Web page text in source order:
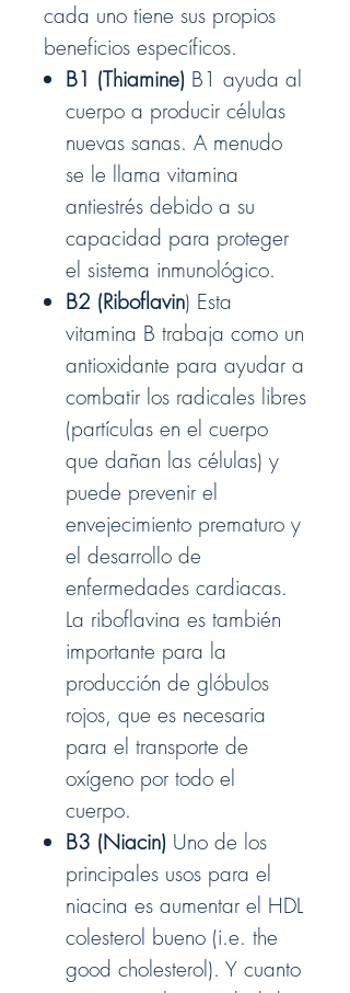
cada uno tiene sus propios
beneficios específicos.
B1 (Thiamine) B1 ayuda al
cuerpo a producir células
nuevas sanas. A menudo
se le llama vitamina
antiestrés debido a su
capacidad para proteger
el sistema inmunológico.
B2 (Riboflavin) Esta
vitamina B trabaja como un
antioxidante para ayudar a
combatir los radicales libres
(partículas en el cuerpo
que dañan las células) y
puede prevenir el
envejecimiento prematuro y
el desarrollo de
enfermedades cardiacas.
La riboflavina es también
importante para la
producción de glóbulos
rojos, que es necesaria
para el transporte de
oxígeno por todo el
cuerpo.
B3 (Niacin) Uno de los
principales usos para el
niacina es aumentar el HDL
colesterol bueno (i.e. the
good cholesterol). Y cuanto